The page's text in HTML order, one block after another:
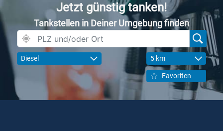
Jetzt günstig tanken!
Tankstellen in Deiner Umgebung finden
Diesel 5 km
Favoriten